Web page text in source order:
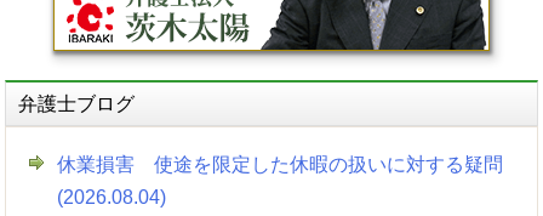
弁護士ブログ
休業損害 使途を限定した休暇の扱いに対する疑問
(2026.08.04)